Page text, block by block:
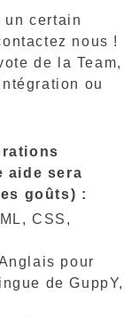
un certain
nous !
de la Team,
ou
aide sera
goûts) :
CSS,
pour
de GuppY,